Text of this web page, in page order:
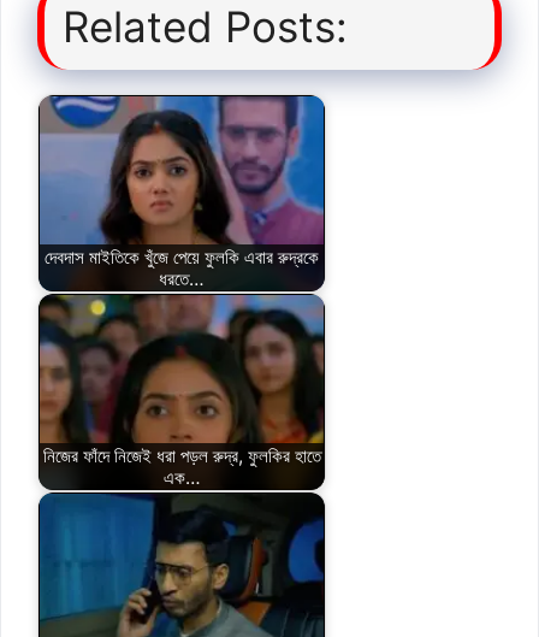
Related Posts:
দেবদাস মাইতিকে খুঁজে পেয়ে ফুলকি এবার রুদ্রকে
ধরতে…
নিজের ফাঁদে নিজেই ধরা পড়ল রুদ্র, ফুলকির হাতে
এক…